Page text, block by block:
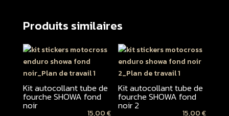
Produits similaires
Kit autocollant tube de
fourche SHOWA fond
noir
15,00€
Kit autocollant tube de
fourche SHOWA fond
noir 2
15,00€